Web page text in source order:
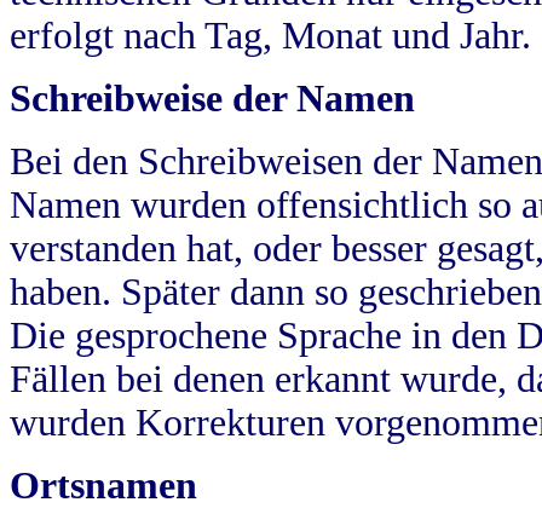
erfolgt nach Tag, Monat und Jahr.
Schreibweise der Namen
Bei den Schreibweisen der
Namen wurden offensichtlich so
verstanden hat, oder besser
haben. Später dann so
Die gesprochene Sprache in
Fällen bei denen erkannt wurde,
wurden Korrekturen
Ortsnamen